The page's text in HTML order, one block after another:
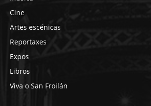
Cine
Artes escénicas
Reportaxes
Expos
Libros
Viva o San Froilán